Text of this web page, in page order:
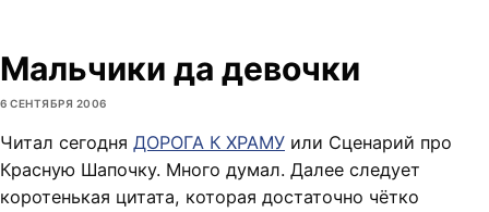
Мальчики да девочки
6 СЕНТЯБРЯ 2006
Читал сегодня ДОРОГА К ХРАМУ или Сценарий про
Красную Шапочку. Много думал. Далее следует
коротенькая цитата, которая достаточно чётко